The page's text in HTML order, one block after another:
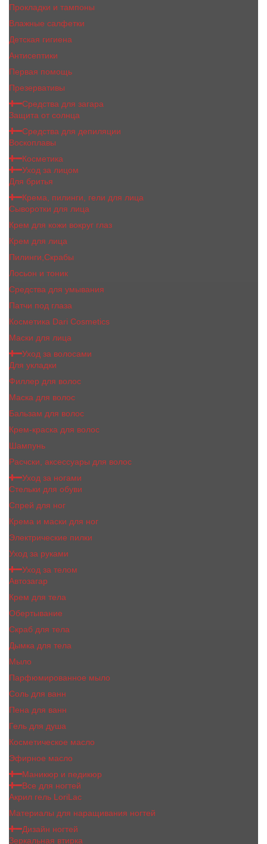
Прокладки и тампоны
Влажные салфетки
Детская гигиена
Антисептики
Первая помощь
Презервативы
Средства для загара
Защита от солнца
Средства для депиляции
Воскоплавы
Косметика
Уход за лицом
Для бритья
Крема, пилинги, гели для лица
Сыворотки для лица
Крем для кожи вокруг глаз
Крем для лица
Пилинги,Скрабы
Лосьон и тоник
Средства для умывания
Патчи под глаза
Косметика Dari Cosmetics
Маски для лица
Уход за волосами
Для укладки
Филлер для волос
Маска для волос
Бальзам для волос
Крем-краска для волос
Шампунь
Расчски, аксессуары для волос
Уход за ногами
Стельки для обуви
Спрей для ног
Крема и маски для ног
Электрические пилки
Уход за руками
Уход за телом
Автозагар
Крем для тела
Обертывание
Скраб для тела
Дымка для тела
Мыло
Парфюмированное мыло
Соль для ванн
Пена для ванн
Гель для душа
Косметическое масло
Эфирное масло
Маникюр и педикюр
Все для ногтей
Акрил гель LoriLac
Материалы для наращивания ногтей
Дизайн ногтей
Зеркальная втирка